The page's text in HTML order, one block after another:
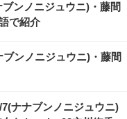
ンノニジュウニ)・藤間
で紹介
ンノニジュウニ)・藤間
ナナブンノニジュウニ)